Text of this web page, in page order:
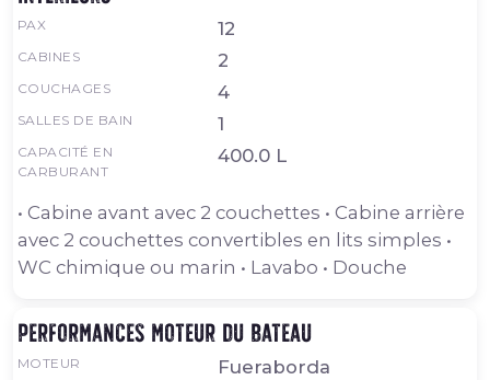
PAX 12
CABINES 2
COUCHAGES 4
SALLES DE BAIN 1
CAPACITÉ EN
CARBURANT
400.0 L
• Cabine avant avec 2 couchettes • Cabine arrière
avec 2 couchettes convertibles en lits simples •
WC chimique ou marin • Lavabo • Douche
Performances moteur du bateau
MOTEUR Fueraborda